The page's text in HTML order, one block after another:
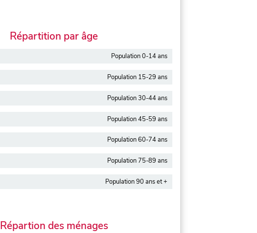
Répartition par âge
Population 0-14 ans
Population 15-29 ans
Population 30-44 ans
Population 45-59 ans
Population 60-74 ans
Population 75-89 ans
Population 90 ans et +
Répartion des ménages